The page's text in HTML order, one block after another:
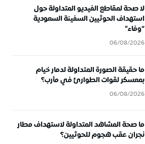
لا صحة لمقاطع الفيديو المتداولة حول
استهداف الحوثيين السفينة السعودية
“وفاء”
06/08/2026
ما حقيقة الصورة المتداولة لدمار خيام
بمعسكر لقوات الطوارئ في مأرب؟
06/08/2026
ما صحة المشاهد المتداولة لاستهداف مطار
نجران عقب هجوم للحوثيين؟